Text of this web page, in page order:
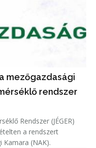
mezőgazdasági
rendszer
Rendszer (JÉGER)
a rendszert
(NAK).